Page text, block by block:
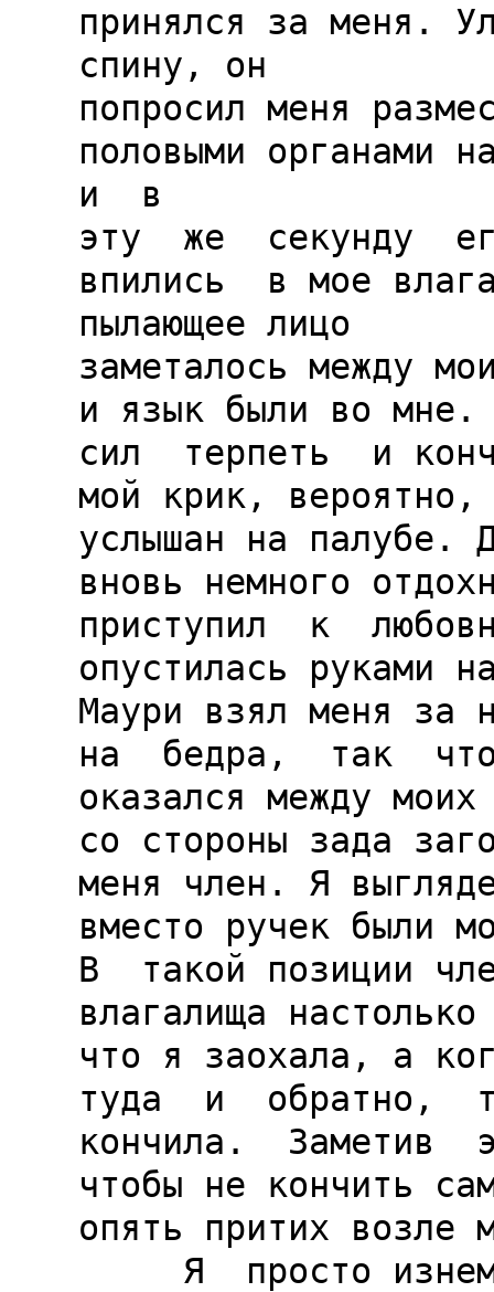
принялся за меня.
спину, он
попросил меня
половыми органами
и  в
эту  же  секунду
впились  в мое
пылающее лицо
заметалось между
и язык были во
сил  терпеть  и
мой крик, вероятно,
услышан на палубе.
вновь немного
приступил  к
опустилась руками
Маури взял меня за
на  бедра,  так
оказался между
со стороны зада
меня член. Я
вместо ручек были
В  такой позиции
влагалища
что я заохала, а
туда  и  обратно,
кончила.  Заметив
чтобы не кончить
опять притих возле